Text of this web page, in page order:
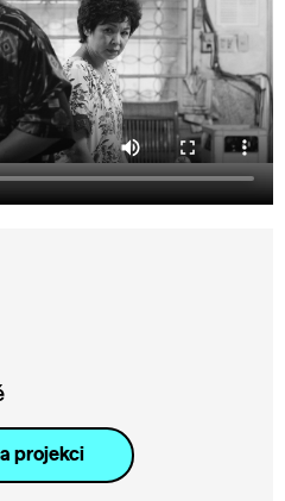
projekci